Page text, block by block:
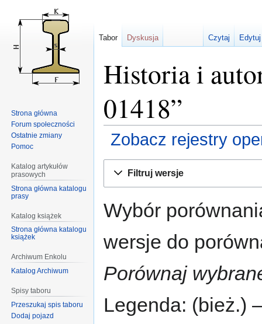
Historia i
01418”
Zobacz rejestry
Filtruj wersje
Wybór
wersje do
Porównaj
Legenda: (bież.)
Tabor Dyskusja Czytaj
Strona główna
Forum społeczności
Ostatnie zmiany
Pomoc
Katalog artykułów
prasowych
Strona główna katalogu
prasy
Katalog książek
Strona główna katalogu
książek
Archiwum Enkolu
Katalog Archiwum
Spisy taboru
Przeszukaj spis taboru
Dodaj pojazd